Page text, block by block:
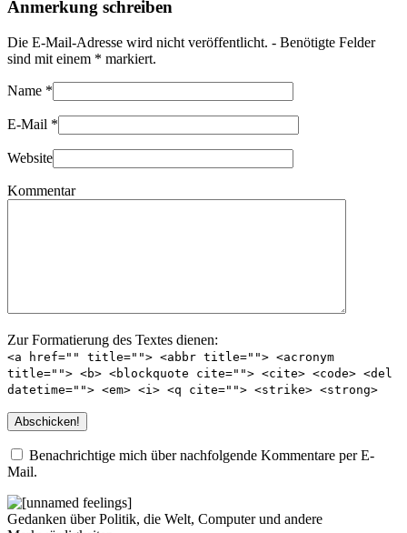
Anmerkung schreiben
Die E-Mail-Adresse wird nicht veröffentlicht. - Benötigte Felder
sind mit einem * markiert.
Name *
E-Mail *
Website
Kommentar
Zur Formatierung des Textes dienen:
<a href="" title=""> <abbr title=""> <acronym
title=""> <b> <blockquote cite=""> <cite> <code> <del
datetime=""> <em> <i> <q cite=""> <strike> <strong>
Benachrichtige mich über nachfolgende Kommentare per E-
Mail.
Gedanken über Politik, die Welt, Computer und andere